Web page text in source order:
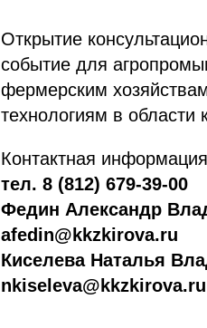
Открытие
событие для
фермерским
технологиям в
Контактная
тел. 8 (812) 679-39-00
Федин Александр
afedin@kkzkirova.ru
Киселева Наталья
nkiseleva@kkzkirova.ru